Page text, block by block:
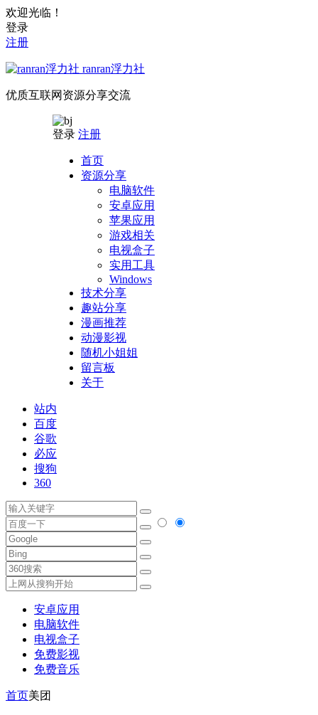
欢迎光临！
登录
注册
ranran浮力社
优质互联网资源分享交流
登录 注册
首页
资源分享
电脑软件
安卓应用
苹果应用
游戏相关
电视盒子
实用工具
Windows
技术分享
趣站分享
漫画推荐
动漫影视
随机小姐姐
留言板
关于
站内
百度
谷歌
必应
搜狗
360
安卓应用
电脑软件
电视盒子
免费影视
免费音乐
首页美团